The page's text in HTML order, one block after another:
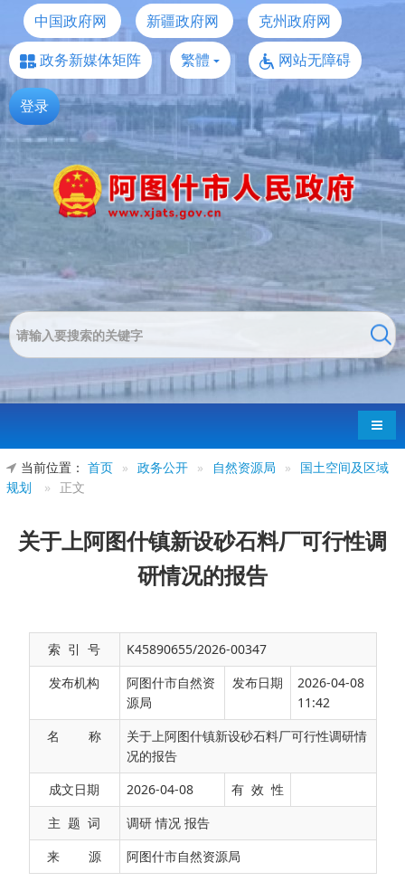
中国政府网 新疆政府网
克州政府网
政务新媒体矩阵
繁體 网站无障碍
登录
导航
当前位置： 首页 » 政务公开 » 自然资源局 »
国土空间及区域
规划
» 正文
关于上阿图什镇新设砂石料厂可行性调
研情况的报告
索 引 号
K45890655/2026-00347
发布机构
阿图什市自然资
源局
发布日期
2026-04-08
11:42
名 称
关于上阿图什镇新设砂石料厂可行性调研情
况的报告
成文日期
2026-04-08
有 效 性
主 题 词
调研 情况 报告
来 源
阿图什市自然资源局
为严格规范砂石资源开发利用秩序，严守生态
保护红线与资源开发底线，精准落实自治区、自治
州矿产资源总体规划及绿色矿山建设相关要求，科
学把控矿产资源开发决策科学性，本次专项调研时